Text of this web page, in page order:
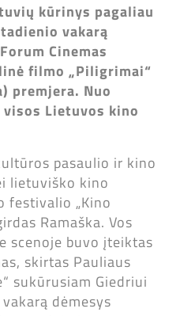
kūrinys pagaliau
vakarą
Cinemas
filmo „Piligrimai“
premjera. Nuo
Lietuvos kino
pasaulio ir kino
lietuviško kino
festivalio „Kino
Ramaška. Vos
scenoje buvo įteiktas
skirtas Pauliaus
sukūrusiam Giedriui
dėmesys